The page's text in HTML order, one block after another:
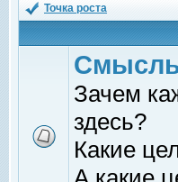
Точка роста
Зачем
здесь?
Какие